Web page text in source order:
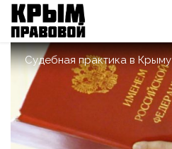
Судебная практика в Крыму